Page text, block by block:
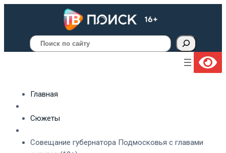
Поиск
Главная
Сюжеты
Совещание губернатора Подмосковья с главами